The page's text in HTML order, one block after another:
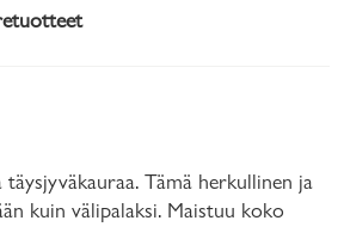
Tämä herkullinen ja
kuin välipalaksi. Maistuu koko